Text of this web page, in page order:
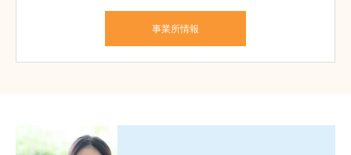
事業所情報